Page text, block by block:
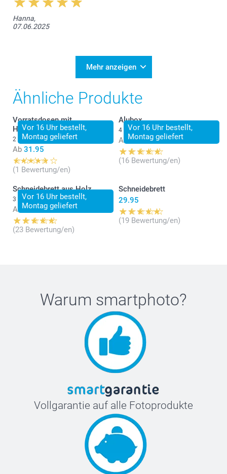
Hanna,
07.06.2025
Mehr anzeigen
Ähnliche Produkte
Vor 16 Uhr bestellt,
Montag geliefert
Vorratsdosen mit
Holzdeckel
2 Varianten
Ab 31.95
(1 Bewertung/en)
Vor 16 Uhr bestellt,
Montag geliefert
Alubox
4 Varianten
Ab 18.95
(16 Bewertung/en)
Vor 16 Uhr bestellt,
Montag geliefert
Schneidebrett aus Holz
3 Varianten
Ab 34.95
(23 Bewertung/en)
Schneidebrett
29.95
(19 Bewertung/en)
Warum smartphoto?
Vollgarantie auf alle Fotoprodukte